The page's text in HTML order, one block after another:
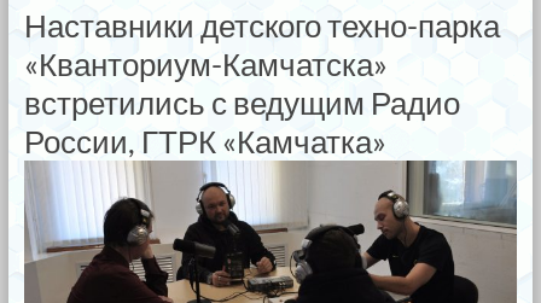
Наставники детского техно-парка
«Кванториум-Камчатска»
встретились с ведущим Радио
России, ГТРК «Камчатка»